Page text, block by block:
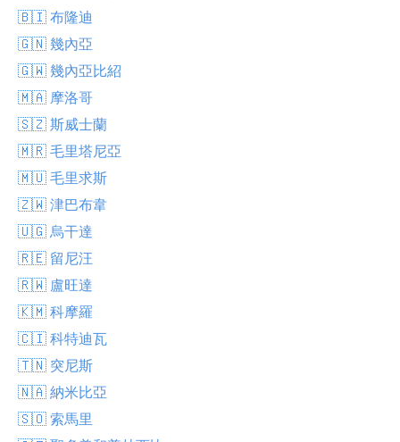
🇧🇮 布隆迪
🇬🇳 幾內亞
🇬🇼 幾內亞比紹
🇲🇦 摩洛哥
🇸🇿 斯威士蘭
🇲🇷 毛里塔尼亞
🇲🇺 毛里求斯
🇿🇼 津巴布韋
🇺🇬 烏干達
🇷🇪 留尼汪
🇷🇼 盧旺達
🇰🇲 科摩羅
🇨🇮 科特迪瓦
🇹🇳 突尼斯
🇳🇦 納米比亞
🇸🇴 索馬里